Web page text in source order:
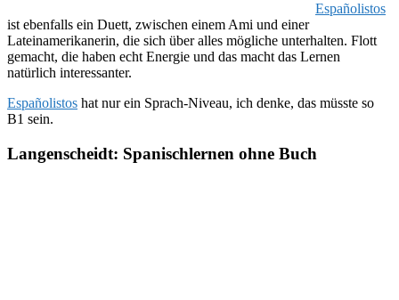
Españolistos
ist ebenfalls ein Duett, zwischen einem Ami und einer
Lateinamerikanerin, die sich über alles mögliche unterhalten. Flott
gemacht, die haben echt Energie und das macht das Lernen
natürlich interessanter.
Españolistos hat nur ein Sprach-Niveau, ich denke, das müsste so
B1 sein.
Langenscheidt: Spanischlernen ohne Buch